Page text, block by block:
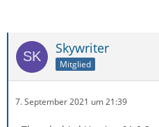
Skywriter
Mitglied
7. September 2021 um 21:39